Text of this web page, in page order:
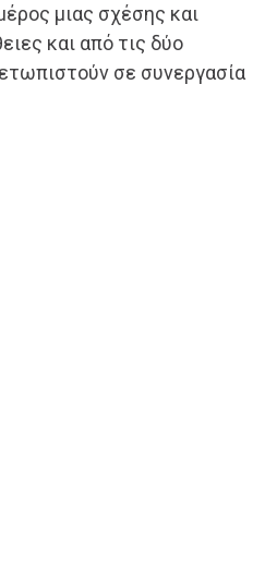
μιας σχέσης και
και από τις δύο
σε συνεργασία